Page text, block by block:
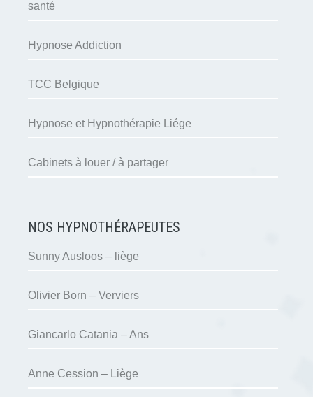
santé
Hypnose Addiction
TCC Belgique
Hypnose et Hypnothérapie Liége
Cabinets à louer / à partager
NOS HYPNOTHÉRAPEUTES
Sunny Ausloos – liège
Olivier Born – Verviers
Giancarlo Catania – Ans
Anne Cession – Liège